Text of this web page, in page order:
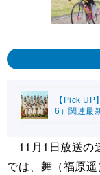
【Pick
6）関連最
11月1日放送の
では、舞（福原遥